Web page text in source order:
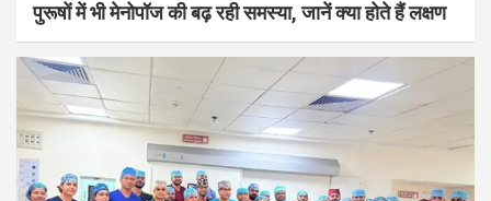
पुरूषों में भी मेनोपॉज की बढ़ रही समस्या, जानें क्या होते हैं लक्षण